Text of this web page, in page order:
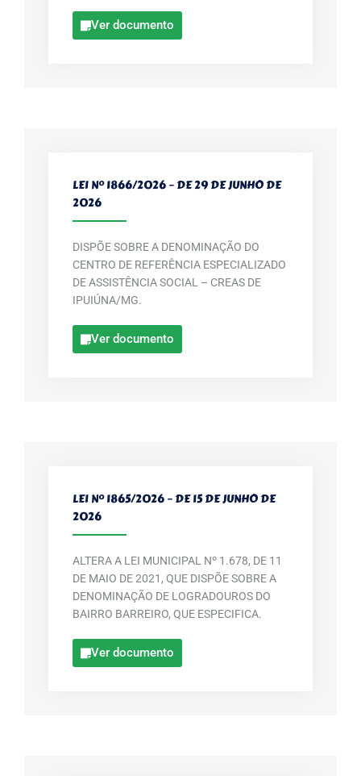
Ver documento
LEI Nº 1866/2026 – DE 29 DE JUNHO DE
2026
DISPÕE SOBRE A DENOMINAÇÃO DO
CENTRO DE REFERÊNCIA ESPECIALIZADO
DE ASSISTÊNCIA SOCIAL – CREAS DE
IPUIÚNA/MG.
Ver documento
LEI Nº 1865/2026 – DE 15 DE JUNHO DE
2026
ALTERA A LEI MUNICIPAL Nº 1.678, DE 11
DE MAIO DE 2021, QUE DISPÕE SOBRE A
DENOMINAÇÃO DE LOGRADOUROS DO
BAIRRO BARREIRO, QUE ESPECIFICA.
Ver documento